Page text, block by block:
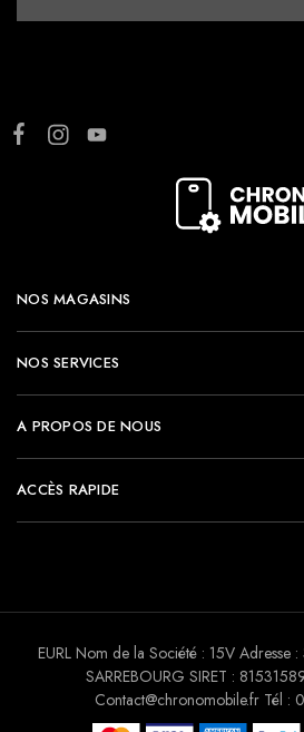
NOS MAGASINS
NOS SERVICES
A PROPOS DE NOUS
ACCÈS RAPIDE
EURL Nom de la Société : 15V Adresse
SARREBOURG SIRET :
Contact@chronomobile.fr Tél